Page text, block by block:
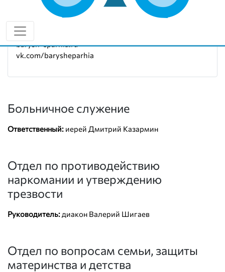
Социальный отдел епархии
Руководитель:
7 (927) 806-74-01
barysh-eparhia.ru
vk.com/barysheparhia
Больничное служение
Ответственный: иерей Дмитрий Казармин
Отдел по противодействию
наркомании и утверждению
трезвости
Руководитель: диакон Валерий Шигаев
Отдел по вопросам семьи, защиты
материнства и детства